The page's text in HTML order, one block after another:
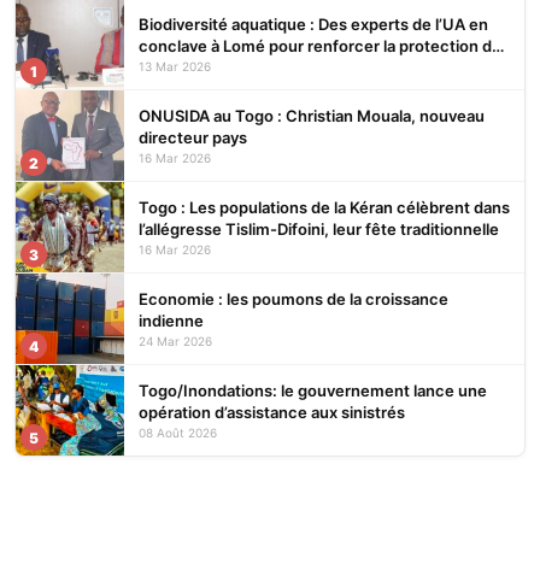
1
Biodiversité aquatique : Des experts de l’UA en
conclave à Lomé pour renforcer la protection des
écosystèmes
13 Mar 2026
2
ONUSIDA au Togo : Christian Mouala, nouveau
directeur pays
16 Mar 2026
3
Togo : Les populations de la Kéran célèbrent dans
l’allégresse Tislim-Difoini, leur fête traditionnelle
16 Mar 2026
4
Economie : les poumons de la croissance
indienne
24 Mar 2026
5
Togo/Inondations: le gouvernement lance une
opération d’assistance aux sinistrés
08 Août 2026